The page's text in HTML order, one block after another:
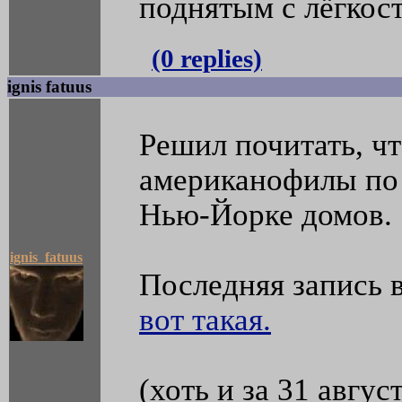
поднятым с
(0 replies)
ignis fatuus
ignis_fatuus
Решил почитать,
американофилы
Нью-Йорке домов.
Последняя
вот такая.
(хоть и за 31